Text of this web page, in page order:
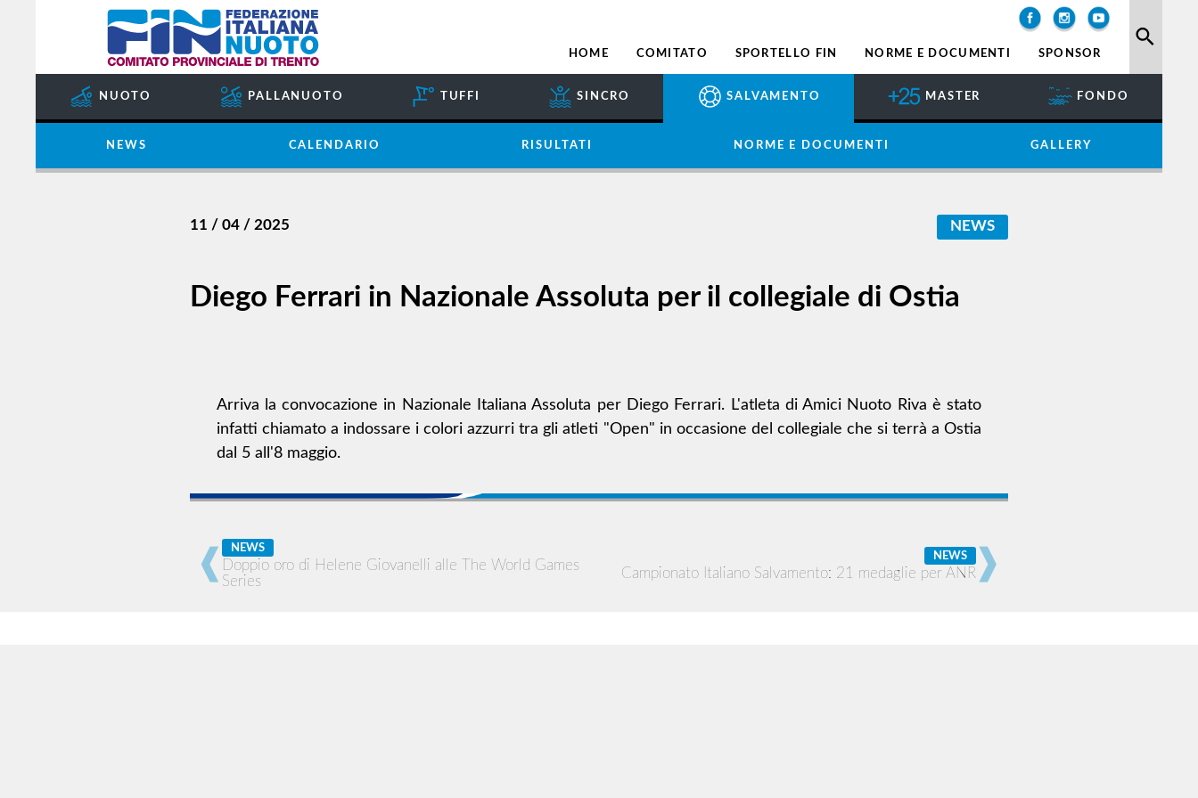
HOME COMITATO SPORTELLO FIN NORME E DOCUMENTI SPONSOR
search
NUOTO PALLANUOTO TUFFI SINCRO SALVAMENTO MASTER FONDO
NEWS CALENDARIO RISULTATI NORME E DOCUMENTI GALLERY
NEWS
11 / 04 / 2025
Diego Ferrari in Nazionale Assoluta per il collegiale di Ostia
Arriva la convocazione in Nazionale Italiana Assoluta per Diego Ferrari. L'atleta di Amici Nuoto Riva è stato
infatti chiamato a indossare i colori azzurri tra gli atleti "Open" in occasione del collegiale che si terrà a Ostia
dal 5 all'8 maggio.
NEWS
Doppio oro di Helene Giovanelli alle The World Games
Series
NEWS
Campionato Italiano Salvamento: 21 medaglie per ANR
SETTORE
IMPIANTI
SPORTIVO